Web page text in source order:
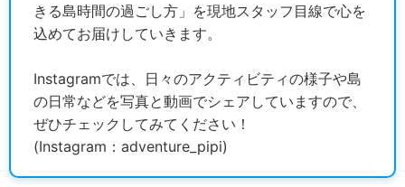
きる島時間の過ごし方」を現地スタッフ目線で心を
込めてお届けしていきます。
Instagramでは、日々のアクティビティの様子や島
の日常などを写真と動画でシェアしていますので、
ぜひチェックしてみてください！
(Instagram：adventure_pipi)